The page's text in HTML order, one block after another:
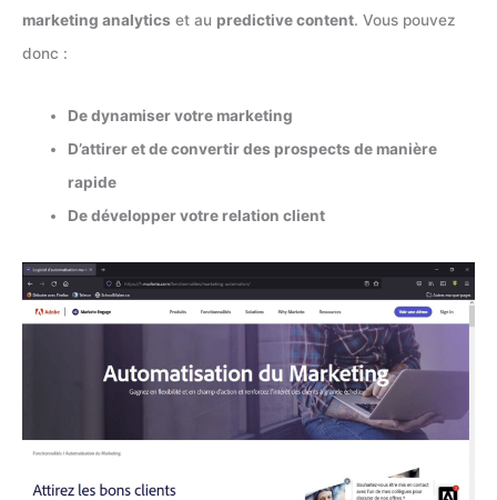
marketing analytics et au predictive content. Vous pouvez
donc :
De dynamiser votre marketing
D’attirer et de convertir des prospects de manière
rapide
De développer votre relation client